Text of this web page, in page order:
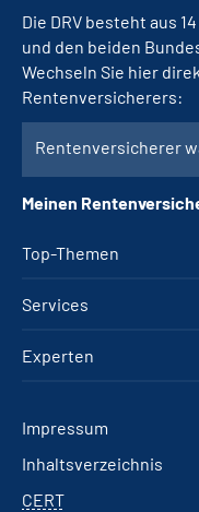
Top-Themen
Services
Experten
Die DRV besteht aus
und den beiden
Wechseln Sie hier
Rentenversicherers:
Rentenversicherer
Meinen
Impressum
Inhaltsverzeichnis
CERT